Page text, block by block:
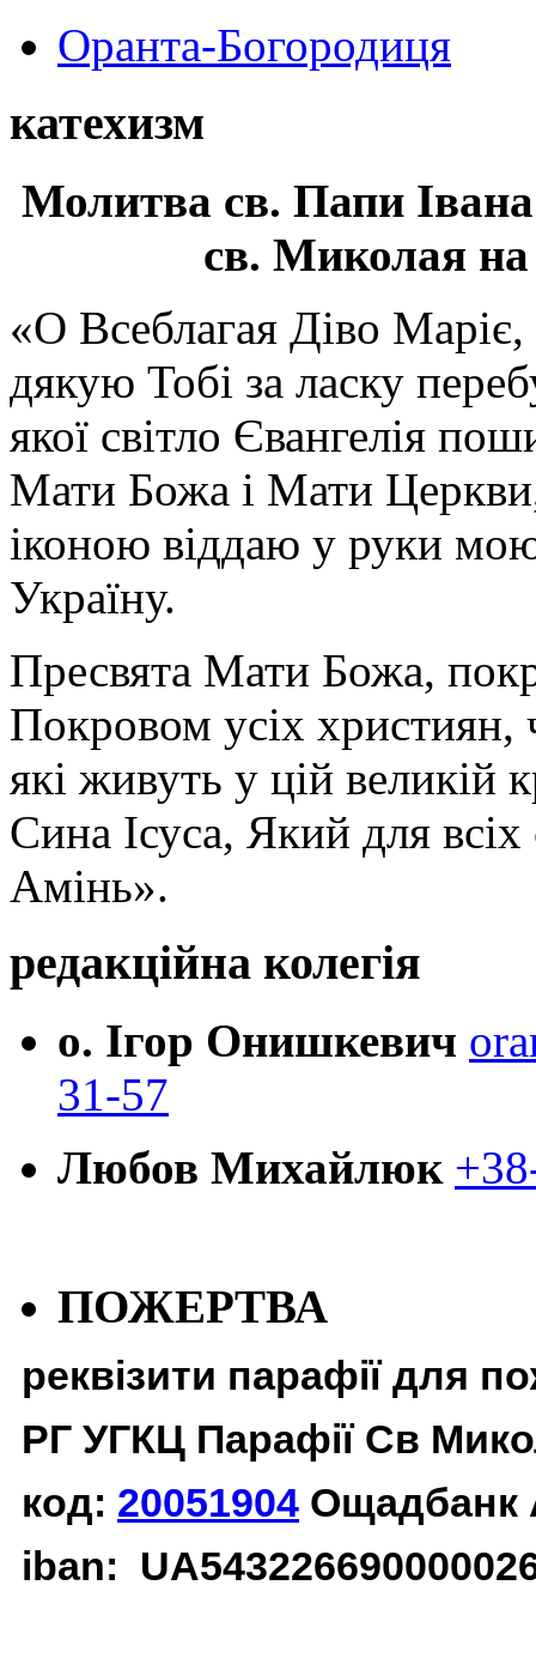
Оранта-Богородиця
катехизм
Молитва св. Папи
св. Миколая на
«О Всеблагая Діво
дякую Тобі за ласку
якої світло Євангелія
Мати Божа і Мати
іконою віддаю у руки
Україну.
Пресвята Мати Божа,
Покровом усіх християн,
які живуть у цій великій
Сина Ісуса, Який для
Амінь».
редакційна колегія
о. Ігор Онишкевич
31-57
Любов Михайлюк
ПОЖЕРТВА
реквізити парафії для
РГ УГКЦ Парафії Св
код: 20051904 Ощадбанк
iban: